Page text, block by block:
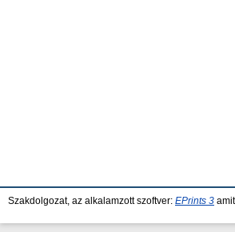
Szakdolgozat, az alkalamzott szoftver: EPrints 3